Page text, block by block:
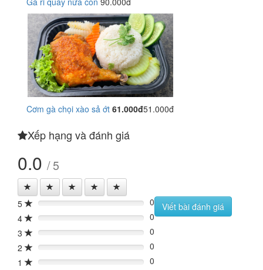
Cơm gà chọi xào sả ớt 61.000đ51.000đ
Xếp hạng và đánh giá
0.0 / 5
5 0%
0
4
0%
0
3
0%
0
2
0%
0
1
0% 0
Viết bài đánh giá